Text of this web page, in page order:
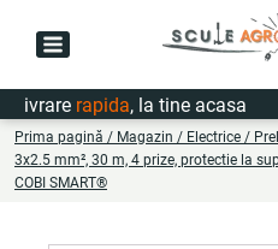
rapida, la tine acasa
Prima pagină / Magazin / Electrice /
3x2.5 mm², 30 m, 4 prize, protectie la
COBI SMART®